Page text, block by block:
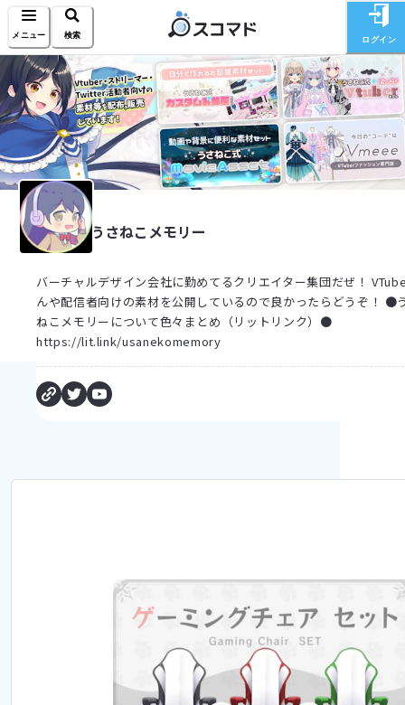
メニュー 検索 ログイン
うさねこメモリー
バーチャルデザイン会社に勤めてるクリエイター集団だぜ！
んや配信者向けの素材を公開しているので良かったらどうぞ！ ●
ねこメモリーについて色々まとめ（リットリンク）●
https://lit.link/usanekomemory